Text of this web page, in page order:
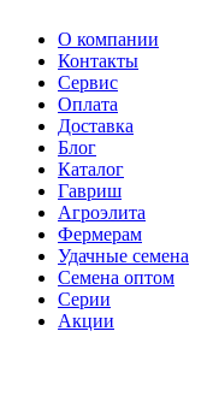
О компании
Контакты
Сервис
Оплата
Доставка
Блог
Каталог
Гавриш
Агроэлита
Фермерам
Удачные семена
Семена оптом
Серии
Акции